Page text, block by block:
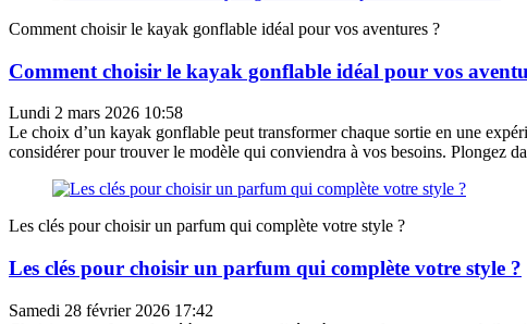
Comment choisir le kayak gonflable idéal pour vos aventures ?
Comment choisir le kayak gonflable idéal pour vos
Lundi 2 mars 2026 10:58
Le choix d’un kayak gonflable peut transformer chaque sortie en une
considérer pour trouver le modèle qui conviendra à vos besoins. Plongez
Les clés pour choisir un parfum qui complète votre style ?
Les clés pour choisir un parfum qui complète votre style ?
Samedi 28 février 2026 17:42